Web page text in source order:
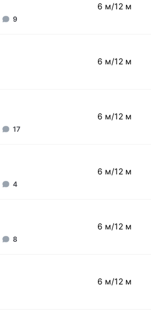
9
6 м/12 м
6 м/12 м
17
6 м/12 м
4
6 м/12 м
8
6 м/12 м
6 м/12 м